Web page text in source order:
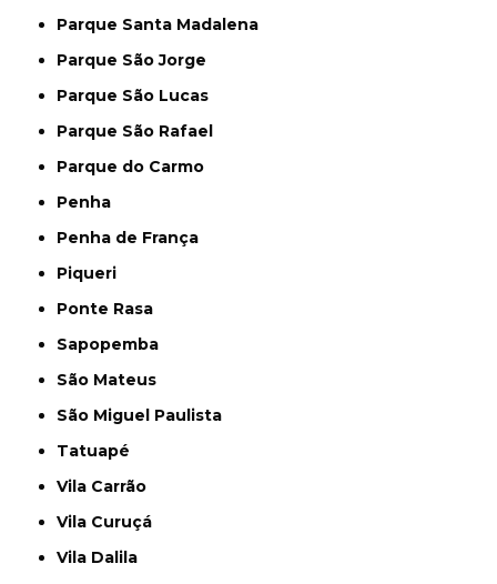
Parque Santa Madalena
Parque São Jorge
Parque São Lucas
Parque São Rafael
Parque do Carmo
Penha
Penha de França
Piqueri
Ponte Rasa
Sapopemba
São Mateus
São Miguel Paulista
Tatuapé
Vila Carrão
Vila Curuçá
Vila Dalila